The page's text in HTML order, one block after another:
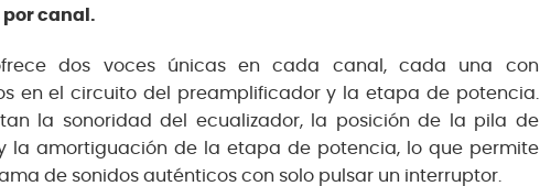
por canal.
dos voces únicas en cada canal, cada una con
en el circuito del preamplificador y la etapa de potencia.
la sonoridad del ecualizador, la posición de la pila de
la amortiguación de la etapa de potencia, lo que permite
de sonidos auténticos con solo pulsar un interruptor.